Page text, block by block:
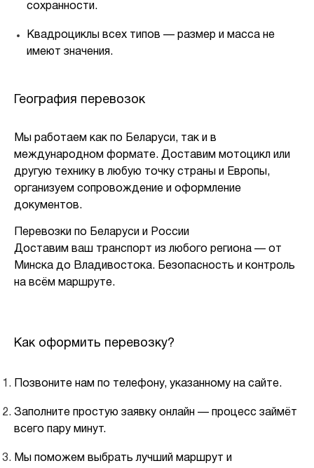
сохранности.
Квадроциклы всех типов — размер и масса не
имеют значения.
География перевозок
Мы работаем как по Беларуси, так и в
международном формате. Доставим мотоцикл или
другую технику в любую точку страны и Европы,
организуем сопровождение и оформление
документов.
Перевозки по Беларуси и России
Доставим ваш транспорт из любого региона — от
Минска до Владивостока. Безопасность и контроль
на всём маршруте.
Как оформить перевозку?
Позвоните нам по телефону, указанному на сайте.
Заполните простую заявку онлайн — процесс займёт
всего пару минут.
Мы поможем выбрать лучший маршрут и